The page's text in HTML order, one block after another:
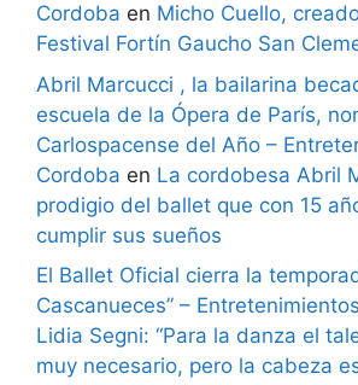
Cordoba en Micho Cuello,
Festival Fortín Gaucho San
Abril Marcucci , la bailarina
escuela de la Ópera de París,
Carlospacense del Año –
Cordoba en La cordobesa Abril
prodigio del ballet que con 15
cumplir sus sueños
El Ballet Oficial cierra la
Cascanueces” –
Lidia Segni: “Para la danza el
muy necesario, pero la cabeza